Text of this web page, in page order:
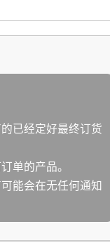
已经定好最终订货
单的产品。
能会在无任何通知